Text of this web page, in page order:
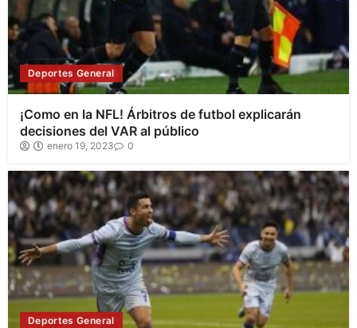
Deportes General
¡Como en la NFL! Árbitros de futbol explicarán
decisiones del VAR al público
enero 19, 2023 0
Deportes General